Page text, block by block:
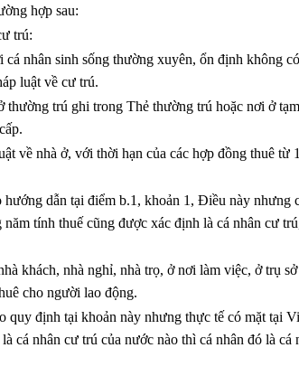
hợp sau:
trú:
nhân sinh sống thường xuyên, ổn định không
luật về cư trú.
trú ghi trong Thẻ thường trú hoặc nơi ở
về nhà ở, với thời hạn của các hợp đồng thuê từ
dẫn tại điểm b.1, khoản 1, Điều này nhưng
tính thuế cũng được xác định là cá nhân cư
khách, nhà nghỉ, nhà trọ, ở nơi làm việc, ở trụ
cho người lao động.
định tại khoản này nhưng thực tế có mặt tại
cá nhân cư trú của nước nào thì cá nhân đó là cá